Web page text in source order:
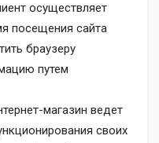
осуществляет
посещения сайта
браузеру
путем
магазин ведет
своих